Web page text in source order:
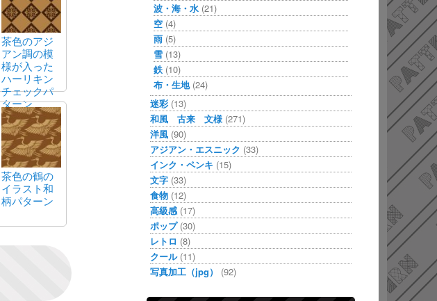
茶色のアジ
アン調の模
様が入った
ハーリキン
チェックパ
ターン
茶色の鶴の
イラスト和
柄パターン
波・海・水 (21)
空 (4)
雨 (5)
雪 (13)
鉄 (10)
布・生地(24)
迷彩 (13)
和風 古来 文様 (271)
洋風 (90)
アジアン・エスニック (33)
インク・ペンキ (15)
文字 (33)
食物 (12)
高級感 (17)
ポップ(30)
レトロ (8)
クール(11)
写真加工（jpg）
(92)